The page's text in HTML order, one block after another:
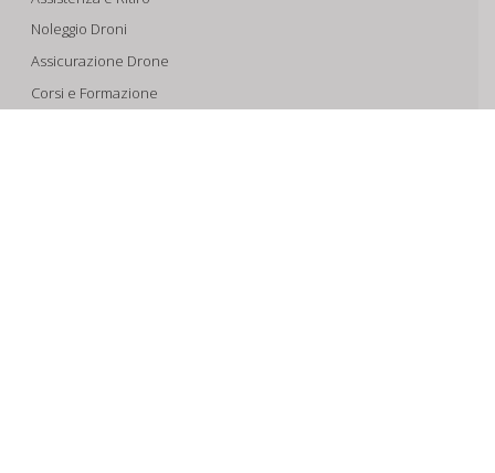
Noleggio Droni
Assicurazione Drone
Corsi e Formazione